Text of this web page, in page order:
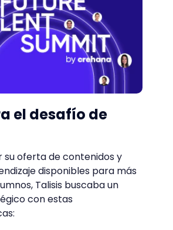
el desafío de
su oferta de contenidos y
disponibles para más
Talisis buscaba un
con estas